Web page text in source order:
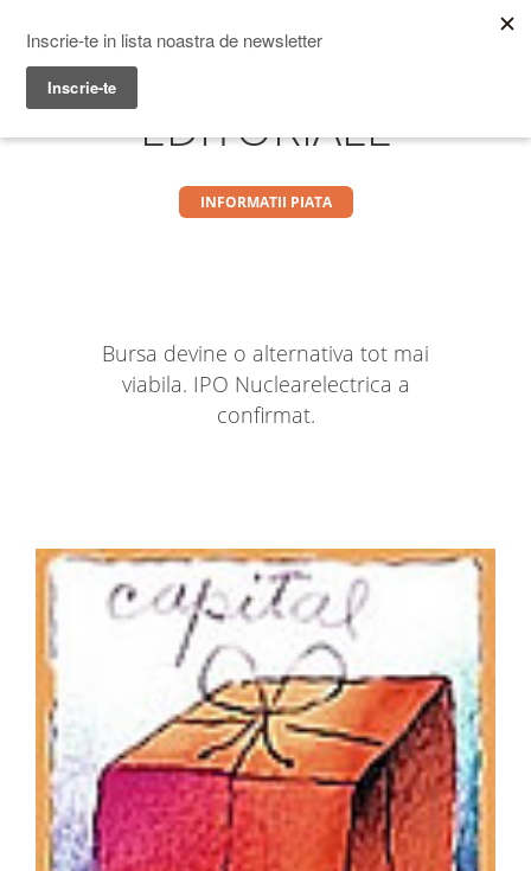
Menu
Prime Transaction
EDITORIALE
INFORMATII PIATA
Bursa devine o alternativa tot mai
viabila. IPO Nuclearelectrica a
confirmat.